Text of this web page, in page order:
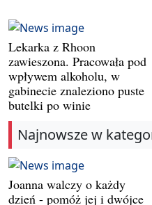
Lekarka z Rhoon
zawieszona. Pracowała pod
wpływem alkoholu, w
gabinecie znaleziono puste
butelki po winie
Najnowsze w
Joanna walczy o każdy
dzień - pomóż jej i dwójce